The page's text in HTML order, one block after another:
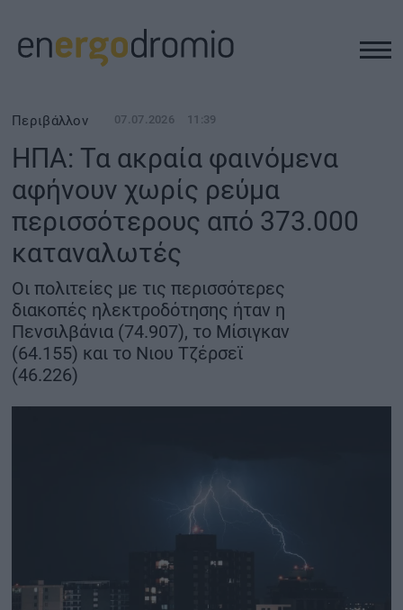
ΥΠΟΔΟΜΕΣ
REAL ESTATE
ΠΕΡΙΒΑΛΛΟΝ
ΕΝΕΡΓΕΙΑ
ΜΕΤΑΦΟΡΕΣ - ΗΛΕΚΤΡΟΚΙΝΗΣΗ
ΨΗΦΙΑΚΟΣ ΚΟΣΜΟΣ
Περιβάλλον 07.07.2026 11:39
ΗΠΑ: Τα ακραία φαινόμενα
αφήνουν χωρίς ρεύμα
περισσότερους από 373.000
καταναλωτές
Οι πολιτείες με τις περισσότερες
διακοπές ηλεκτροδότησης ήταν η
Πενσιλβάνια (74.907), το Μίσιγκαν
(64.155) και το Νιου Τζέρσεϊ
(46.226)